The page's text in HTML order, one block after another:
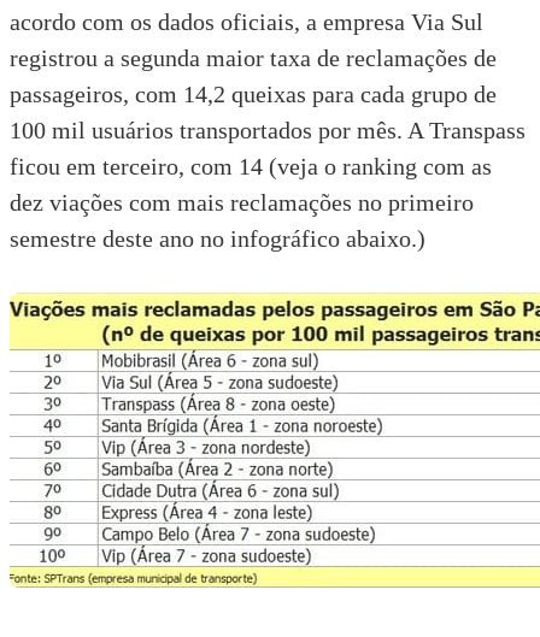
acordo com os dados oficiais, a empresa Via Sul
registrou a segunda maior taxa de reclamações de
passageiros, com 14,2 queixas para cada grupo de
100 mil usuários transportados por mês. A Transpass
ficou em terceiro, com 14 (veja o ranking com as
dez viações com mais reclamações no primeiro
semestre deste ano no infográfico abaixo.)